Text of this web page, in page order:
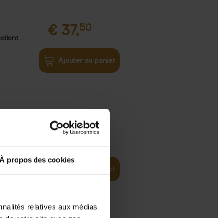
À propos des cookies
relatives aux médias
€ 37,50
Ajouter au panier
world 29,99
Ajouter au panier